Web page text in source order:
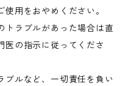
用をおやめください。
ラブルがあった場合は直
医の指示に従ってくださ
ルなど、一切責任を負い